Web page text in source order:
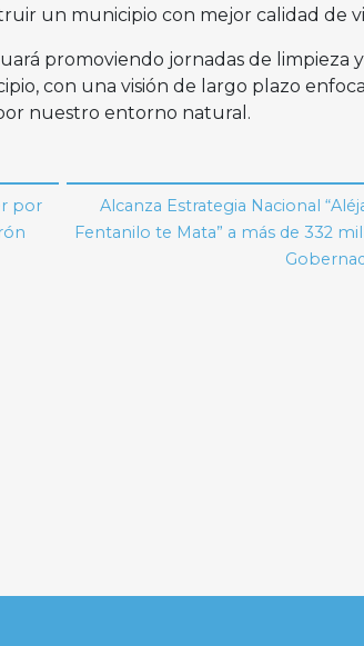
un municipio con mejor calidad de
promoviendo jornadas de limpieza
con una visión de largo plazo
nuestro entorno natural.
por
Alcanza Estrategia Nacional
Fentanilo te Mata” a más de 332